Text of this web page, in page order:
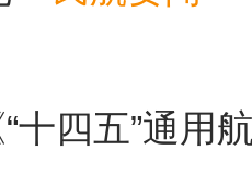
十四五”通用